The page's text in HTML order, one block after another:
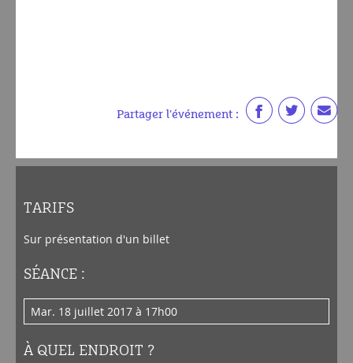
Partager l'événement :
TARIFS
Sur présentation d'un billet
SÉANCE :
mar. 18 juillet 2017 à 17h00
À QUEL ENDROIT ?